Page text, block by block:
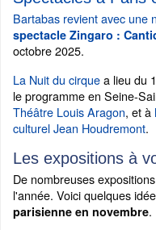
Bartabas revient avec une
spectacle Zingaro :
octobre 2025.
La Nuit du cirquea lieu du
le programme en Seine-
Théâtre Louis Aragon, et à
culturel Jean Houdremont.
Les expositions à
De nombreuses
l'année. Voici quelques
parisienne en novembre.